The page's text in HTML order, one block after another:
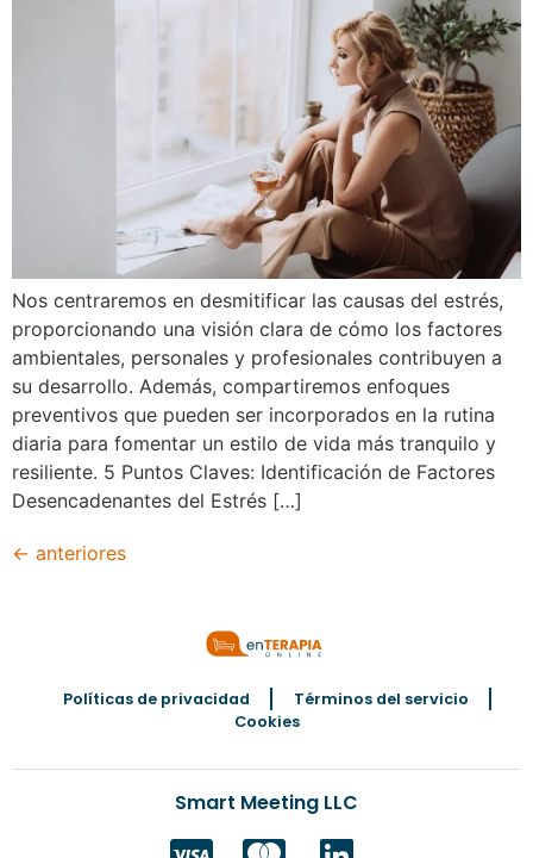
Nos centraremos en desmitificar las causas del estrés,
proporcionando una visión clara de cómo los factores
ambientales, personales y profesionales contribuyen a
su desarrollo. Además, compartiremos enfoques
preventivos que pueden ser incorporados en la rutina
diaria para fomentar un estilo de vida más tranquilo y
resiliente. 5 Puntos Claves: Identificación de Factores
Desencadenantes del Estrés […]
← anteriores
Políticas de privacidad
Términos del servicio
Cookies
Smart Meeting LLC